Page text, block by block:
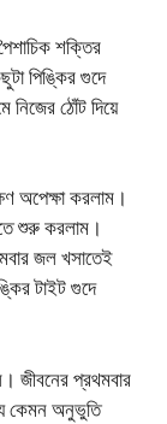
শক্তির
পিঙ্কির গুদে
নিজের ঠোঁট দিয়ে
অপেক্ষা করলাম।
শুরু করলাম।
জল খসাতেই
টাইট গুদে
জীবনের প্রথমবার
কেমন অনুভুতি